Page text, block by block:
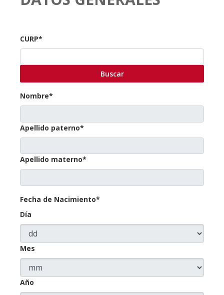
CURP*
Buscar
Nombre*
Apellido paterno*
Apellido materno*
Fecha de Nacimiento*
Día
Mes
Año